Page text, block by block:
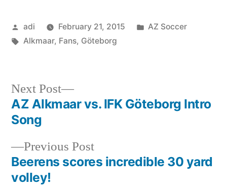
Posted
by
adi February 21, 2015
Posted
AZ Soccer
Tags:
Alkmaar, Fans, Göteborg
Post
navigation
Previous PostPrevious
post:
Beerens scores incredible 30 yard
volley!
Next Post
Next
post:
AZ Alkmaar vs. IFK Göteborg Intro
Song